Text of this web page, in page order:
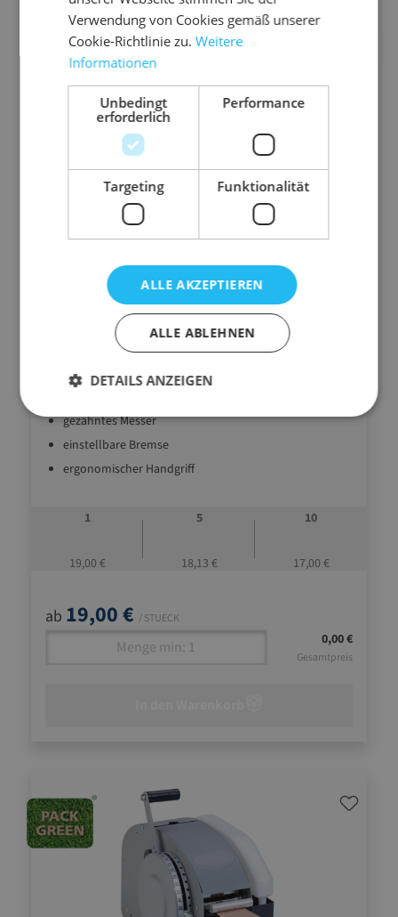
Metall-Handabroller
gezahntes Messer
einstellbare Bremse
ergonomischer Handgriff
1
19,00 €
5
18,13 €
10
17,00 €
ab 19,00 € / STUECK
0,00 €
Gesamtpreis
Verwendung von Cookies gemäß unserer
Cookie-Richtlinie zu.Weitere
Informationen
Unbedingt
erforderlich
Performance
Targeting Funktionalität
ALLE AKZEPTIEREN
ALLE ABLEHNEN
DETAILS ANZEIGEN